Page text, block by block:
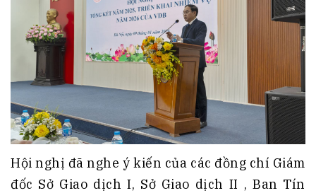
Hội nghị đã nghe ý kiến của các đồng chí Giám
đốc Sở Giao dịch I, Sở Giao dịch II , Ban Tín